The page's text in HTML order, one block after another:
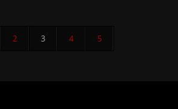
2 3 4 5